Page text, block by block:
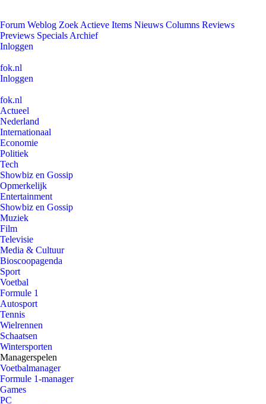
Forum Weblog Zoek Actieve Items Nieuws Columns Reviews
Previews Specials Archief
Inloggen
fok.nl
Inloggen
fok.nl
Actueel
Nederland
Internationaal
Economie
Politiek
Tech
Showbiz en Gossip
Opmerkelijk
Entertainment
Showbiz en Gossip
Muziek
Film
Televisie
Media & Cultuur
Bioscoopagenda
Sport
Voetbal
Formule 1
Autosport
Tennis
Wielrennen
Schaatsen
Wintersporten
Managerspelen
Voetbalmanager
Formule 1-manager
Games
PC